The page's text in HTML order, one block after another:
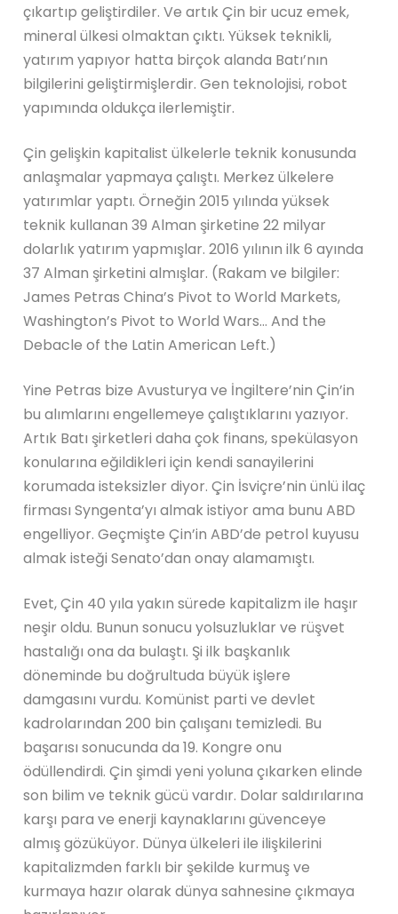
çıkartıp geliştirdiler. Ve artık Çin bir ucuz emek,
mineral ülkesi olmaktan çıktı. Yüksek teknikli,
yatırım yapıyor hatta birçok alanda Batı’nın
bilgilerini geliştirmişlerdir. Gen teknolojisi, robot
yapımında oldukça ilerlemiştir.
Çin gelişkin kapitalist ülkelerle teknik konusunda
anlaşmalar yapmaya çalıştı. Merkez ülkelere
yatırımlar yaptı. Örneğin 2015 yılında yüksek
teknik kullanan 39 Alman şirketine 22 milyar
dolarlık yatırım yapmışlar. 2016 yılının ilk 6 ayında
37 Alman şirketini almışlar. (Rakam ve bilgiler:
James Petras China’s Pivot to World Markets,
Washington’s Pivot to World Wars… And the
Debacle of the Latin American Left.)
Yine Petras bize Avusturya ve İngiltere’nin Çin’in
bu alımlarını engellemeye çalıştıklarını yazıyor.
Artık Batı şirketleri daha çok finans, spekülasyon
konularına eğildikleri için kendi sanayilerini
korumada isteksizler diyor. Çin İsviçre’nin ünlü ilaç
firması Syngenta’yı almak istiyor ama bunu ABD
engelliyor. Geçmişte Çin’in ABD’de petrol kuyusu
almak isteği Senato’dan onay alamamıştı.
Evet, Çin 40 yıla yakın sürede kapitalizm ile haşır
neşir oldu. Bunun sonucu yolsuzluklar ve rüşvet
hastalığı ona da bulaştı. Şi ilk başkanlık
döneminde bu doğrultuda büyük işlere
damgasını vurdu. Komünist parti ve devlet
kadrolarından 200 bin çalışanı temizledi. Bu
başarısı sonucunda da 19. Kongre onu
ödüllendirdi. Çin şimdi yeni yoluna çıkarken elinde
son bilim ve teknik gücü vardır. Dolar saldırılarına
karşı para ve enerji kaynaklarını güvenceye
almış gözüküyor. Dünya ülkeleri ile ilişkilerini
kapitalizmden farklı bir şekilde kurmuş ve
kurmaya hazır olarak dünya sahnesine çıkmaya